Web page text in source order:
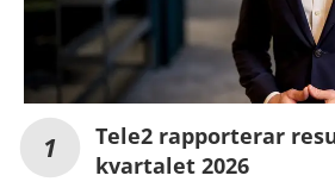
Tele2 rapporterar
kvartalet 2026